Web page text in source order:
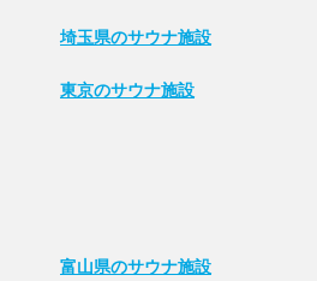
埼玉県のサウナ施設
東京のサウナ施設
富山県のサウナ施設